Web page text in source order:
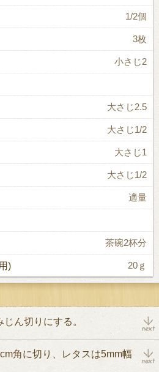
1/2個
3枚
小さじ2
大さじ2.5
大さじ1/2
大さじ1
大さじ1/2
適量
茶碗2杯分
) 20ｇ
ん切りにする。
角に切り、レタスは5mm幅